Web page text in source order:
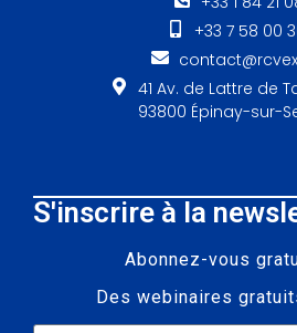
+33 7 58 00
41 Av. de Lattre de
93800 Épinay-sur-
S'inscrire à la
Abonnez-vous
Des webinaires